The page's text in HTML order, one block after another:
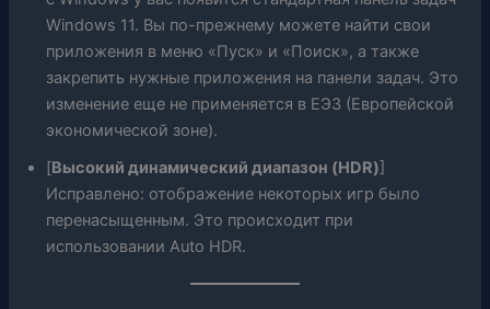
Windows 11. Вы по-прежнему можете найти свои
приложения в меню «Пуск» и «Поиск», а также
закрепить нужные приложения на панели задач. Это
изменение еще не применяется в ЕЭЗ (Европейской
экономической зоне).
[Высокий динамический диапазон (HDR)]
Исправлено: отображение некоторых игр было
перенасыщенным. Это происходит при
использовании Auto HDR.